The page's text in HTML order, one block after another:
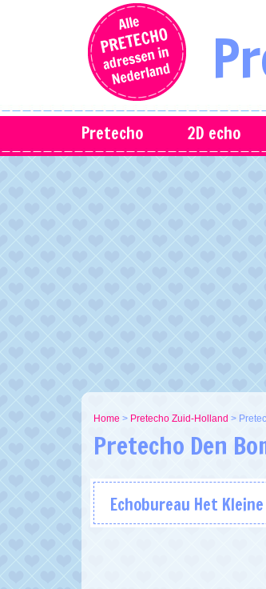
Pretecho 2D echo
Home > Pretecho Zuid-Holland >
Pretecho Den
Echobureau Het